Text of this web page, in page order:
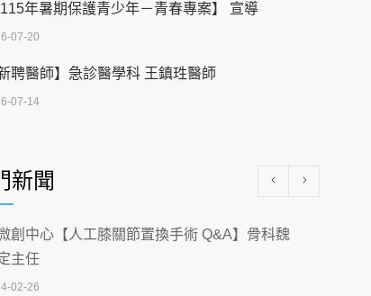
115年暑期保護青少年－青春專案】 宣導
07-20
新聘醫師】急診醫學科 王鎮珄醫師
07-14
07-08
酒也瀕臨洗腎？65歲男靠「這習慣」逆
功能 醫揭3招救命
07-08
新聞
創中心【人工膝關節置換手術 Q&A】骨科魏
主任
02-26